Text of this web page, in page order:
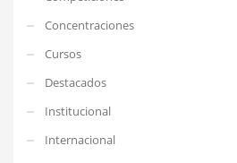
Concentraciones
Cursos
Destacados
Institucional
Internacional